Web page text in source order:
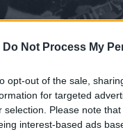
Do Not Process My
opt-out of the sale,
for targeted
selection. Please note
interest-based ads